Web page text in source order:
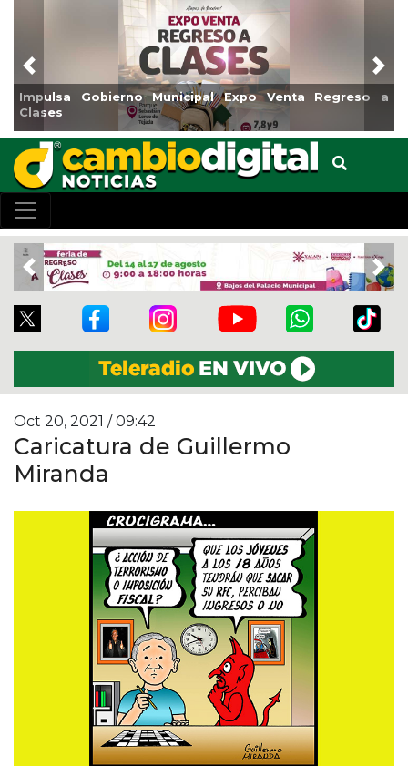
Impulsa Gobierno Municipal Expo Venta Regreso a
Clases
Previous
Previous
Oct 20, 2021 / 09:42
Caricatura de Guillermo
Miranda